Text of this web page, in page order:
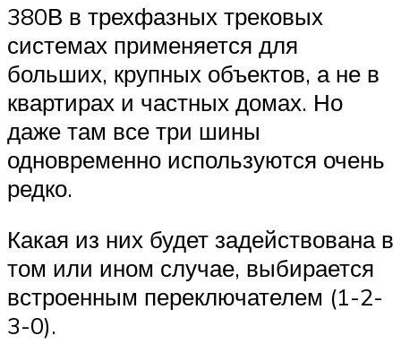
380В в трехфазных трековых
системах применяется для
больших, крупных объектов, а не в
квартирах и частных домах. Но
даже там все три шины
одновременно используются очень
редко.
Какая из них будет задействована в
том или ином случае, выбирается
встроенным переключателем (1-2-
3-0).